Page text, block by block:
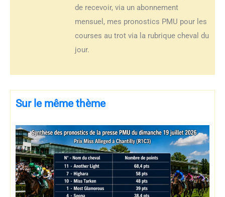
de recevoir, via un abonnement
mensuel, mes pronostics PMU pour les
courses au trot via la rubrique cheval du
jour.
Sur le même thème